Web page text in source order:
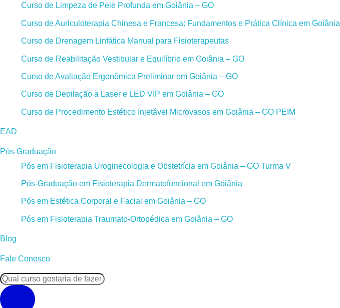
Curso de Limpeza de Pele Profunda em Goiânia – GO
Curso de Auriculoterapia Chinesa e Francesa: Fundamentos e Prática Clínica em Goiânia
Curso de Drenagem Linfática Manual para Fisioterapeutas
Curso de Reabilitação Vestibular e Equilíbrio em Goiânia – GO
Curso de Avaliação Ergonômica Preliminar em Goiânia – GO
Curso de Depilação a Laser e LED VIP em Goiânia – GO
Curso de Procedimento Estético Injetável Microvasos em Goiânia – GO PEIM
EAD
Pós-Graduação
Pós em Fisioterapia Uroginecologia e Obstetrícia em Goiânia – GO Turma V
Pós-Graduação em Fisioterapia Dermatofuncional em Goiânia
Pós em Estética Corporal e Facial em Goiânia – GO
Pós em Fisioterapia Traumato-Ortopédica em Goiânia – GO
Blog
Fale Conosco
Pesquisar
produtos